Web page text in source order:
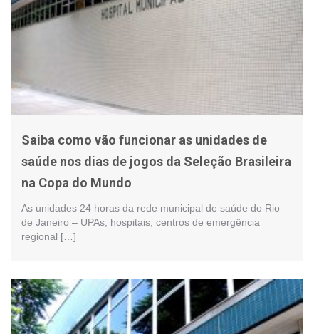
Saiba como vão funcionar as unidades de
saúde nos dias de jogos da Seleção Brasileira
na Copa do Mundo
As unidades 24 horas da rede municipal de saúde do Rio
de Janeiro – UPAs, hospitais, centros de emergência
regional […]